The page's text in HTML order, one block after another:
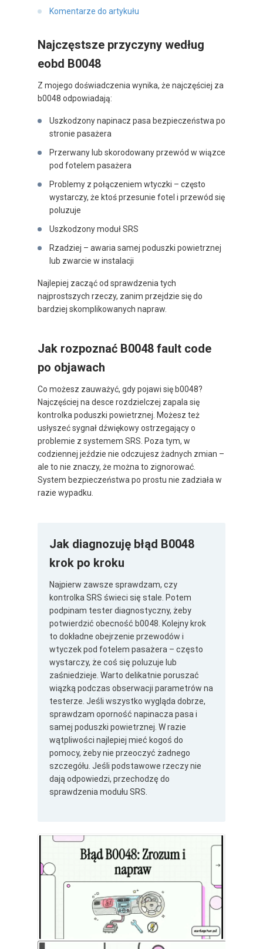
Komentarze do artykułu
Najczęstsze przyczyny według
eobd B0048
Z mojego doświadczenia wynika, że najczęściej za
b0048 odpowiadają:
Uszkodzony napinacz pasa bezpieczeństwa po
stronie pasażera
Przerwany lub skorodowany przewód w wiązce
pod fotelem pasażera
Problemy z połączeniem wtyczki – często
wystarczy, że ktoś przesunie fotel i przewód się
poluzuje
Uszkodzony moduł SRS
Rzadziej – awaria samej poduszki powietrznej
lub zwarcie w instalacji
Najlepiej zacząć od sprawdzenia tych
najprostszych rzeczy, zanim przejdzie się do
bardziej skomplikowanych napraw.
Jak rozpoznać B0048 fault code
po objawach
Co możesz zauważyć, gdy pojawi się b0048?
Najczęściej na desce rozdzielczej zapala się
kontrolka poduszki powietrznej. Możesz też
usłyszeć sygnał dźwiękowy ostrzegający o
problemie z systemem SRS. Poza tym, w
codziennej jeździe nie odczujesz żadnych zmian –
ale to nie znaczy, że można to zignorować.
System bezpieczeństwa po prostu nie zadziała w
razie wypadku.
Jak diagnozuję błąd B0048
krok po kroku
Najpierw zawsze sprawdzam, czy
kontrolka SRS świeci się stale. Potem
podpinam tester diagnostyczny, żeby
potwierdzić obecność b0048. Kolejny krok
to dokładne obejrzenie przewodów i
wtyczek pod fotelem pasażera – często
wystarczy, że coś się poluzuje lub
zaśniedzieje. Warto delikatnie poruszać
wiązką podczas obserwacji parametrów na
testerze. Jeśli wszystko wygląda dobrze,
sprawdzam oporność napinacza pasa i
samej poduszki powietrznej. W razie
wątpliwości najlepiej mieć kogoś do
pomocy, żeby nie przeoczyć żadnego
szczegółu. Jeśli podstawowe rzeczy nie
dają odpowiedzi, przechodzę do
sprawdzenia modułu SRS.